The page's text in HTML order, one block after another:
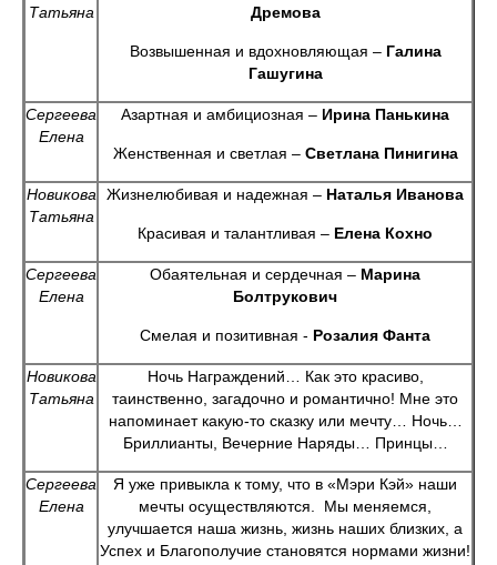
Татьяна
Дремова
Возвышенная и вдохновляющая – Галина
Гашугина
Сергеева
Елена
Азартная и амбициозная – Ирина Панькина
Женственная и светлая – Светлана Пинигина
Новикова
Татьяна
Жизнелюбивая и надежная – Наталья Иванова
Красивая и талантливая – Елена Кохно
Сергеева
Елена
Обаятельная и сердечная – Марина
Болтрукович
Смелая и позитивная - Розалия Фанта
Новикова
Татьяна
Ночь Награждений… Как это красиво,
таинственно, загадочно и романтично! Мне это
напоминает какую-то сказку или мечту… Ночь…
Бриллианты, Вечерние Наряды… Принцы…
Сергеева
Елена
Я уже привыкла к тому, что в «Мэри Кэй» наши
мечты осуществляются. Мы меняемся,
улучшается наша жизнь, жизнь наших близких, а
Успех и Благополучие становятся нормами жизни!